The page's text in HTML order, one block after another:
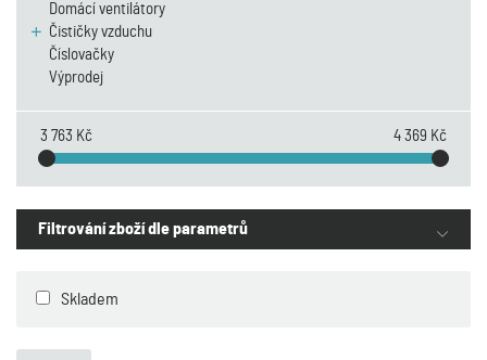
Domácí ventilátory
Čističky vzduchu
Číslovačky
Výprodej
3 763 Kč 4 369 Kč
Filtrování zboží dle parametrů
Skladem